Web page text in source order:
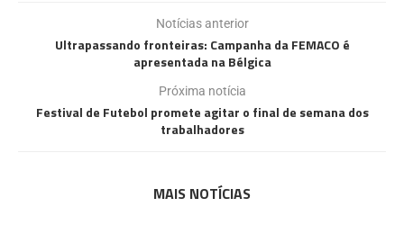
Notícias anterior
Ultrapassando fronteiras: Campanha da FEMACO é
apresentada na Bélgica
Próxima notícia
Festival de Futebol promete agitar o final de semana dos
trabalhadores
MAIS NOTÍCIAS